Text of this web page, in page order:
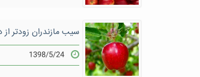
سیب مازندران زودتر از
1398/5/24